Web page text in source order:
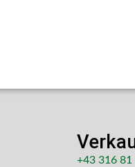
+43 316 81